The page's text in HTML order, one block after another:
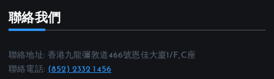
聯絡我們
聯絡地址: 香港九龍彌敦道466號恩佳大廈1/F,C座
聯絡電話: (852) 2332 1456